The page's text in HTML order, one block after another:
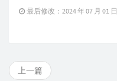
最后修改：2024 年 07 月 01 日
上一篇